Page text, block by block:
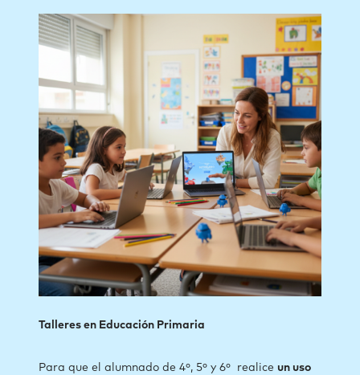
Talleres en Educación Primaria
Para que el alumnado de 4º, 5º y 6º realice un uso